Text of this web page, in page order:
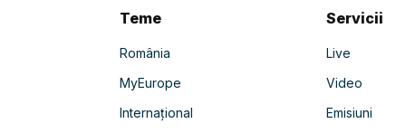
Teme
România
MyEurope
Internațional
Servicii
Live
Video
Emisiuni